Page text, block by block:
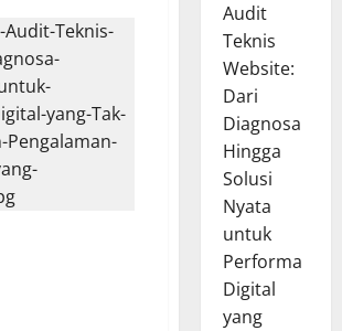
Audit
Teknis
Website:
Dari
Diagnosa
Hingga
Solusi
Nyata
untuk
Performa
Digital
yang